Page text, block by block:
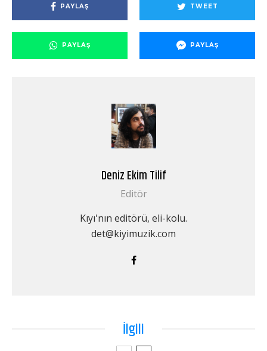
PAYLAŞ TWEET
PAYLAŞ PAYLAŞ
Deniz Ekim Tilif
Editör
Kıyı'nın editörü, eli-kolu.
det@kiyimuzik.com
İlgili